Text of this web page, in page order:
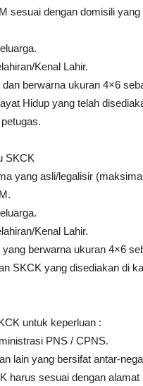
sesuai dengan domisili
Kenal Lahir.
berwarna ukuran 4×6
Hidup yang telah
SKCK
yang asli/legalisir
Kenal Lahir.
berwarna ukuran 4×6
SKCK yang disediakan di
untuk keperluan :
PNS / CPNS.
lain yang bersifat antar-
harus sesuai dengan